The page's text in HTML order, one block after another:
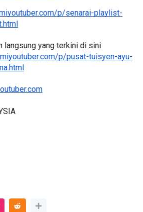
p/senarai-playlist-
langsung yang terkini di sini
p/pusat-tuisyen-ayu-